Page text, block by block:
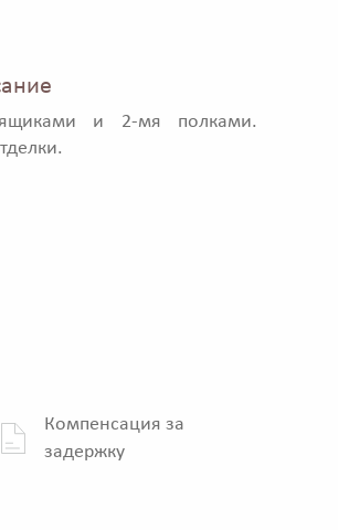
и 2-мя полками.
Компенсация за
задержку